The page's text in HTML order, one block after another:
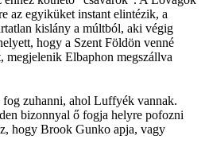
az egyiküket instant elintézik, a
kislány a múltból, aki végig
hogy a Szent Földön venné
megjelenik Elbaphon megszállva
fog zuhanni, ahol Luffyék vannak.
bizonnyal ő fogja helyre pofozni
hogy Brook Gunko apja, vagy